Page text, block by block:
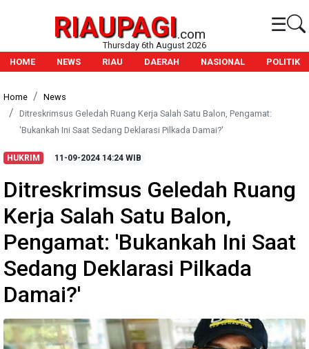
RIAUPAGI.com ☰
Thursday 6th August 2026
HOME
NEWS RIAU DAERAH NASIONAL POLITIK
Home
News
Ditreskrimsus Geledah Ruang Kerja Salah Satu Balon, Pengamat:
'Bukankah Ini Saat Sedang Deklarasi Pilkada Damai?'
HUKRIM 11-09-2024 14:24 WIB
Ditreskrimsus Geledah Ruang
Kerja Salah Satu Balon,
Pengamat: 'Bukankah Ini Saat
Sedang Deklarasi Pilkada
Damai?'